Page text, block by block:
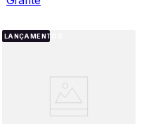
LANÇAMENTOS